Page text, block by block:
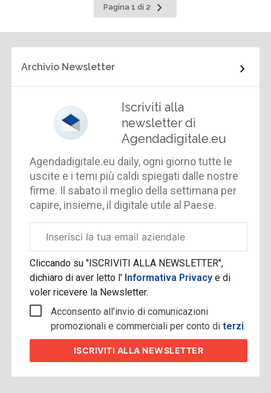
Pagina 1 di 2
Pagina
successiva
Archivio Newsletter
Iscriviti alla
newsletter di
Agendadigitale.eu
Agendadigitale.eu daily, ogni giorno tutte le
uscite e i temi più caldi spiegati dalle nostre
firme. Il sabato il meglio della settimana per
capire, insieme, il digitale utile al Paese.
aziendale
Cliccando su "ISCRIVITI ALLA NEWSLETTER",
dichiaro di aver letto l' Informativa Privacye di
voler ricevere la Newsletter.
Acconsento all'invio di comunicazioni
promozionali e commerciali per conto diterzi.
ISCRIVITI ALLA NEWSLETTER